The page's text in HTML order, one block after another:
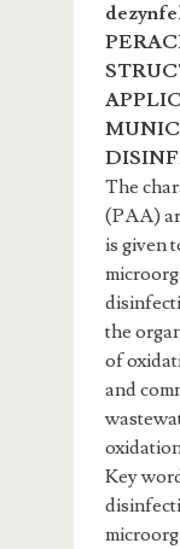
The
(PAA)
is given
the
of
and
Key